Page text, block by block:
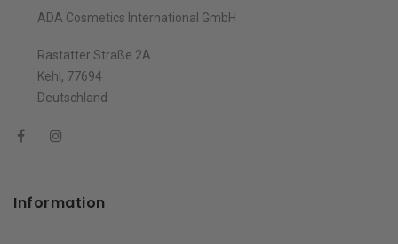
ADA Cosmetics International GmbH
Rastatter Straße 2A
Kehl, 77694
Deutschland
Information